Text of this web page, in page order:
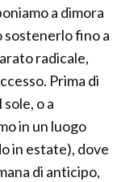
a dimora
sostenerlo fino a
radicale,
Prima di
o a
in un luogo
in estate), dove
di anticipo,